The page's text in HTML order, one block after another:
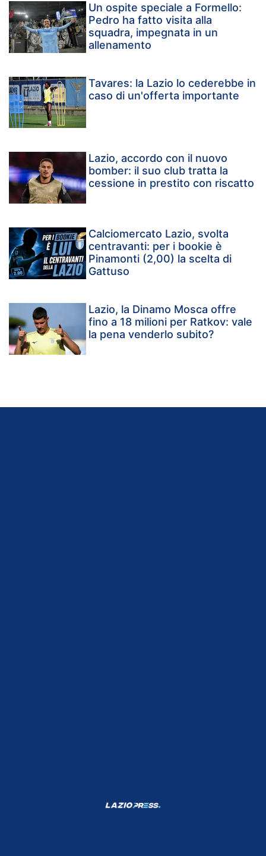
Un ospite speciale a Formello:
Pedro ha fatto visita alla
squadra, impegnata in un
allenamento
Tavares: la Lazio lo cederebbe in
caso di un'offerta importante
Lazio, accordo con il nuovo
bomber: il suo club tratta la
cessione in prestito con riscatto
Calciomercato Lazio, svolta
centravanti: per i bookie è
Pinamonti (2,00) la scelta di
Gattuso
Lazio, la Dinamo Mosca offre
fino a 18 milioni per Ratkov: vale
la pena venderlo subito?